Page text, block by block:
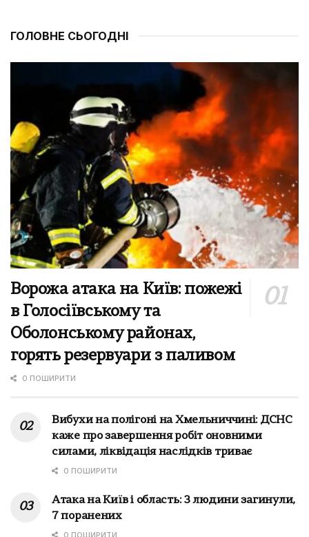
ГОЛОВНЕ СЬОГОДНІ
Ворожа атака на Київ: пожежі
в Голосіївському та
Оболонському районах,
горять резервуари з паливом
0 ПОШИРИТИ
Вибухи на полігоні на Хмельниччині: ДСНС
каже про завершення робіт оновними
силами, ліквідація наслідків триває
0 ПОШИРИТИ
Атака на Київ і область: 3 людини загинули,
7 поранених
0 ПОШИРИТИ